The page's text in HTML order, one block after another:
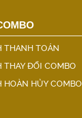
THANH TOÁN
THAY ĐỔI COMBO
HOÀN HỦY COMBO